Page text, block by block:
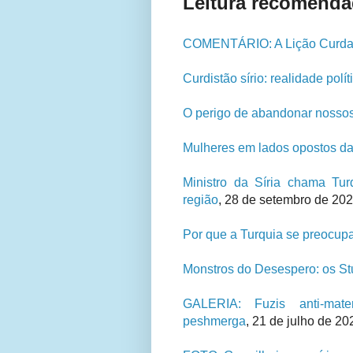
COMENTÁRIO: A Lição Curda
Curdistão sírio: realidade
O perigo de abandonar
Mulheres em lados opostos
Ministro da Síria chama
região, 28 de setembro de
Por que a Turquia se
Monstros do Desespero: os
GALERIA: Fuzis anti-
peshmerga, 21 de julho de